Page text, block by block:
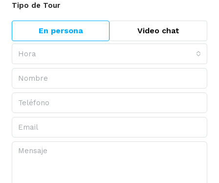
Tipo de Tour
En persona Video chat
Hora